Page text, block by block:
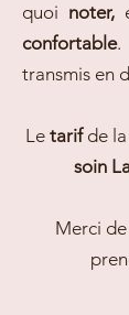
quoi noter,
confortable.
transmis en
Le tarifde la
soin
Merci